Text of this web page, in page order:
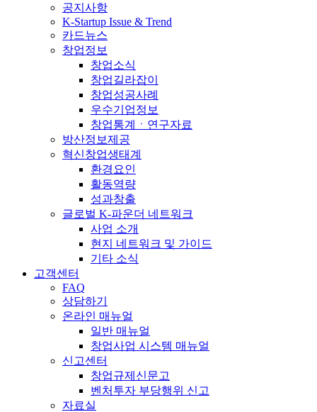
공지사항
K-Startup Issue & Trend
카드뉴스
창업정보
창업소식
창업길라잡이
창업성공사례
우수기업정보
창업통계ㆍ연구자료
방산정보제공
혁신창업생태계
환경요인
활동역량
성과창출
글로벌 K-파운더 네트워크
사업 소개
현지 네트워크 및 가이드
기타 소식
고객센터
FAQ
상담하기
온라인 매뉴얼
일반 매뉴얼
창업사업 시스템 매뉴얼
신고센터
창업규제신문고
벤처투자 부당행위 신고
자료실